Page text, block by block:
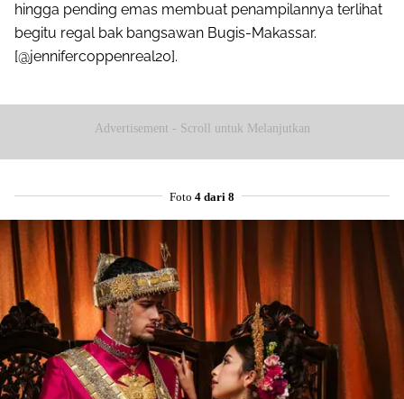
hingga pending emas membuat penampilannya terlihat
begitu regal bak bangsawan Bugis-Makassar.
[@jennifercoppenreal20].
Advertisement - Scroll untuk Melanjutkan
Foto 4 dari 8